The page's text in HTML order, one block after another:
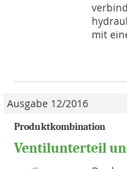
mit
Ausgabe 12/2016
Produktkombination
Ventilunterteil